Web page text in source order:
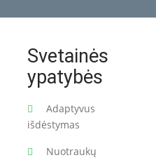
Svetainės
ypatybės
Adaptyvus
išdėstymas
Nuotraukų